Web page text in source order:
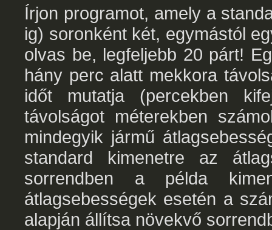
Írjon programot, amely a
ig) soronként két, egymástól
olvas be, legfeljebb 20 párt!
hány perc alatt mekkora
időt mutatja (percekben
távolságot méterekben
mindegyik jármű
standard kimenetre az
sorrendben a példa
átlagsebességek esetén a
alapján állítsa növekvő